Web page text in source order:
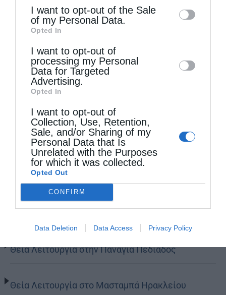
information may also be disclosed by us to
third parties on theIAB’s List of
Downstream Participants
disclose it to other third parties.
I want to opt-out of the Sale
of my Personal Data.
Opted In
I want to opt-out of
processing my Personal
Data for Targeted
Advertising.
Opted In
I want to opt-out of
Collection, Use, Retention,
Sale, and/or Sharing of my
Personal Data that Is
Unrelated with the Purposes
for which it was collected.
Opted Out
CONFIRM
Data Deletion Data Access Privacy Policy
Τελευταία άρθρα
Αυστραλίας Μακάριος: «Ο Χριστός έδειξε τη
λαμπρότητα της θεϊκής του δόξης»
Μη χάσετε σήμερα, την “Κιβωτό της Ορθοδοξίας”,
σε όλα τα περίπτερα
Ιερά Παράκληση προς την Υπεραγία Θεοτόκο στα
Θεία Λειτουργία στην Παναγιά Πεδιάδος
Θεία Λειτουργία στο Μασταμπά Ηρακλείου